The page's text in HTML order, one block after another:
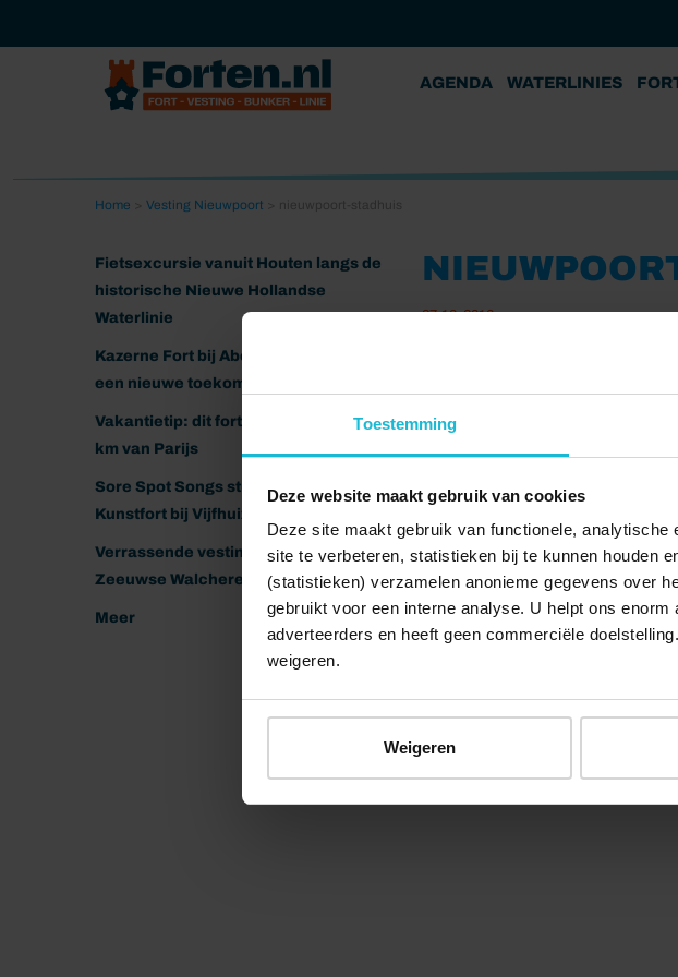
Toestemming
Deze website maakt gebruik van cookies
Deze site maakt gebruik van functionele,
site te verbeteren, statistieken bij te kunnen houden
(statistieken) verzamelen anonieme gegevens over
gebruikt voor een interne analyse. U helpt ons
adverteerders en heeft geen commerciële
weigeren.
Weigeren
AGENDA WATERLINIES
Home Vesting Nieuwpoort
Fietsexcursie vanuit Houten langs de
historische Nieuwe Hollandse
Waterlinie
Kazerne Fort bij Abcoude klaar voor
een nieuwe toekomst
Vakantietip: dit fort ligt nog geen 20
km van Parijs
Sore Spot Songs strijkt neer op het
Kunstfort bij Vijfhuizen
Verrassende vestingen van het
Zeeuwse Walcheren
Meer
27-10-2016
© 2026 Stichting Forten Nederland Over ons Doneer nu